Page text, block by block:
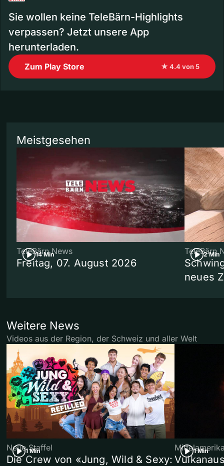
Sie wollen keine TeleBärn-Highlights
verpassen? Jetzt unsere App
herunterladen.
Zum Play Store ★ 4.4 von 5
Meistgesehen
14 Min
TeleBärn News
Freitag, 07. August 2026
2 Min
TeleBärn
neues
Weitere News
Videos aus der Region, der Schweiz und aller Welt
1 Min
Neue Staffel
Die Crew von «Jung, Wild & Sexy:
1 Min